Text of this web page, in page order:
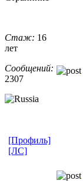
Стаж: 16
лет
Сообщений:
2307
[Профиль]
[ЛС]